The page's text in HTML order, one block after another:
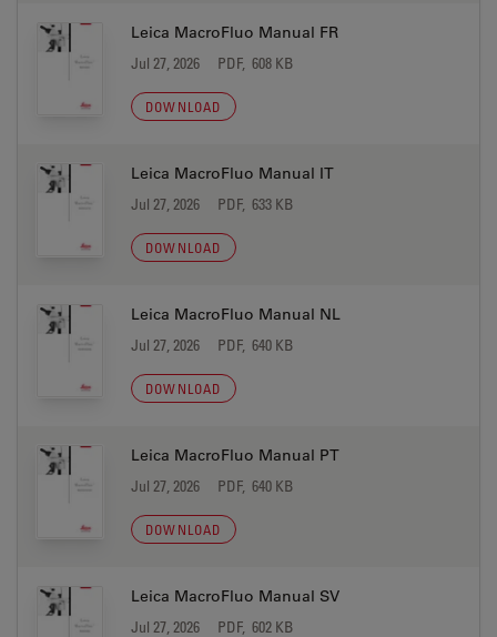
Leica MacroFluo Manual FR
Jul 27, 2026 PDF, 608 KB
DOWNLOAD
Leica MacroFluo Manual IT
Jul 27, 2026 PDF, 633 KB
DOWNLOAD
Leica MacroFluo Manual NL
Jul 27, 2026 PDF, 640 KB
DOWNLOAD
Leica MacroFluo Manual PT
Jul 27, 2026 PDF, 640 KB
DOWNLOAD
Leica MacroFluo Manual SV
Jul 27, 2026 PDF, 602 KB